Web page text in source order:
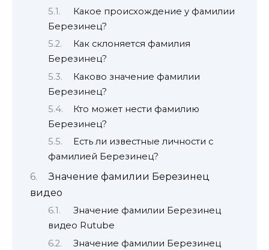
Какое происхождение у фамилии
Березинец?
Как склоняется фамилия
Березинец?
Каково значение фамилии
Березинец?
Кто может нести фамилию
Березинец?
Есть ли известные личности с
фамилией Березинец?
Значение фамилии Березинец
видео
Значение фамилии Березинец
видео Rutube
Значение фамилии Березинец